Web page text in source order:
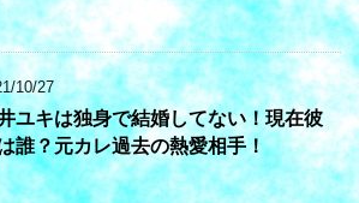
10/27
ユキは独身で結婚してない！現在彼
誰？元カレ過去の熱愛相手！